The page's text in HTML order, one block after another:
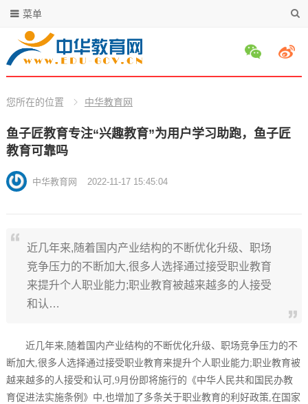
菜单
您所在的位置 中华教育网
鱼子匠教育专注“兴趣教育”为用户学习助跑，鱼子匠
教育可靠吗
中华教育网 2022-11-17 15:45:04
近几年来,随着国内产业结构的不断优化升级、职场
竞争压力的不断加大,很多人选择通过接受职业教育
来提升个人职业能力;职业教育被越来越多的人接受
和认…
近几年来,随着国内产业结构的不断优化升级、职场竞争压力的不
断加大,很多人选择通过接受职业教育来提升个人职业能力;职业教育被
越来越多的人接受和认可,9月份即将施行的《中华人民共和国民办教
育促进法实施条例》中,也增加了多条关于职业教育的利好政策,在国家